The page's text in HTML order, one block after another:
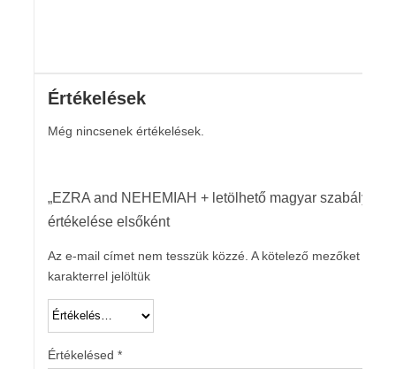
Értékelések
Még nincsenek értékelések.
„EZRA and NEHEMIAH + letölhető magyar szabály”
értékelése elsőként
Az e-mail címet nem tesszük közzé. A kötelező mezőket
karakterrel jelöltük
Értékelésed *